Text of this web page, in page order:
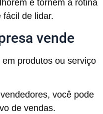
e tornem a rotina
fácil de lidar.
vende
produtos ou serviço
você pode
de vendas.